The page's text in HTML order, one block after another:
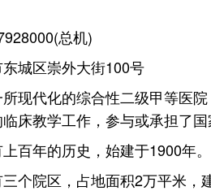
总机)
城区崇外大街100号
现代化的综合性二级甲等医
床教学工作，参与或承担了
百年的历史，始建于1900年
个院区，占地面积2万平米